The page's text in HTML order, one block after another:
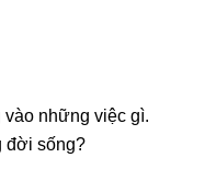
những việc gì.
đời sống?